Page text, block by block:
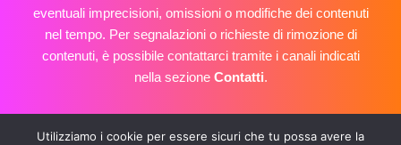
eventuali imprecisioni, omissioni o modifiche dei contenuti
nel tempo. Per segnalazioni o richieste di rimozione di
contenuti, è possibile contattarci tramite i canali indicati
nella sezione Contatti.
Utilizziamo i cookie per essere sicuri che tu possa avere la